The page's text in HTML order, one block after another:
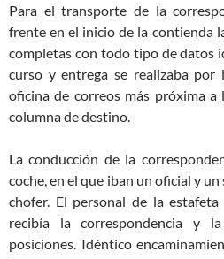
Para el transporte de la
frente en el inicio de la contienda
completas con todo tipo de datos
curso y entrega se realizaba
oficina de correos más próxima a
columna de destino.
La conducción de la
coche, en el que iban un oficial y
chofer. El personal de la
recibía la correspondencia y
posiciones. Idéntico